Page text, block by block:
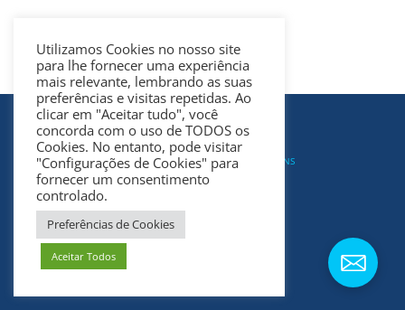
COPYRIGHT @PLAY4CHILDREN
TODOS OS DIREITOS RESERVADOS
DESENVOLVIDO PORDIGITALDOMAINS
Utilizamos Cookies no nosso site
para lhe fornecer uma experiência
mais relevante, lembrando as suas
preferências e visitas repetidas. Ao
clicar em "Aceitar tudo", você
concorda com o uso de TODOS os
Cookies. No entanto, pode visitar
"Configurações de Cookies" para
fornecer um consentimento
controlado.
Preferências de Cookies
Aceitar Todos